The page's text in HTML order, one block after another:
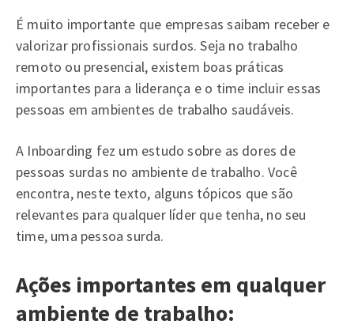
É muito importante que empresas saibam receber e
valorizar profissionais surdos. Seja no trabalho
remoto ou presencial, existem boas práticas
importantes para a liderança e o time incluir essas
pessoas em ambientes de trabalho saudáveis.
A Inboarding fez um estudo sobre as dores de
pessoas surdas no ambiente de trabalho. Você
encontra, neste texto, alguns tópicos que são
relevantes para qualquer líder que tenha, no seu
time, uma pessoa surda.
Ações importantes em qualquer
ambiente de trabalho: